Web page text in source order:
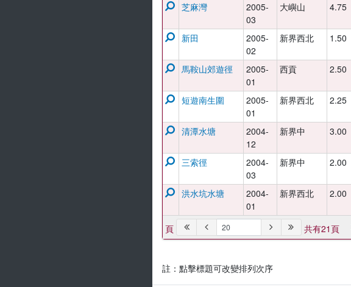
芝麻灣
2005-
03
大嶼山 4.75
新田
2005-
02
新界西北 1.50
馬鞍山郊遊徑
2005-
01
西貢 2.50
短遊南生圍
2005-
01
新界西北 2.25
清潭水塘
2004-
12
新界中 3.00
三索徑
2004-
03
新界中 2.00
洪水坑水塘
2004-
01
新界西北 2.00
頁 共有21頁
註：點擊標題可改變排列次序